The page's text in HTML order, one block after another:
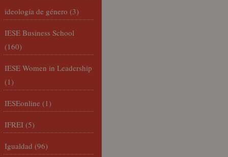
ideología de género (3)
IESE Business School
(160)
IESE Women in Leadership
(1)
IESEonline (1)
IFREI (5)
Igualdad (96)